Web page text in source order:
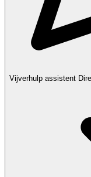
Vijverhulp assistent